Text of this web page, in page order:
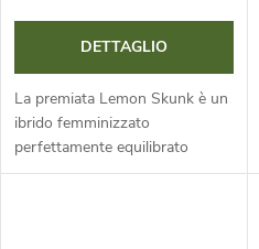
DETTAGLIO
La premiata Lemon Skunk è un
ibrido femminizzato
perfettamente equilibrato
(50/50). Con THC 23,12 % e